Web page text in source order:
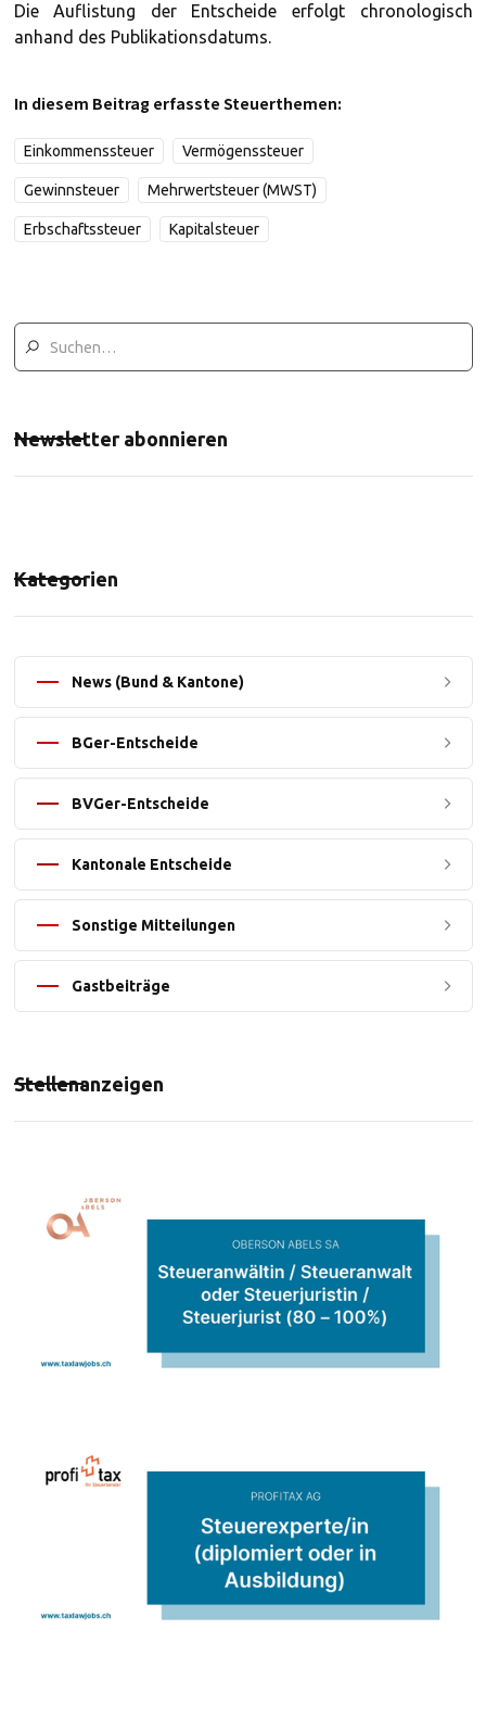
Die Auflistung der Entscheide erfolgt chronologisch
anhand des Publikationsdatums.
In diesem Beitrag erfasste Steuerthemen:
Einkommenssteuer Vermögenssteuer
Gewinnsteuer Mehrwertsteuer (MWST)
Erbschaftssteuer Kapitalsteuer
Newsletter abonnieren
Kategorien
News (Bund & Kantone)
BGer-Entscheide
BVGer-Entscheide
Kantonale Entscheide
Sonstige Mitteilungen
Gastbeiträge
Stellenanzeigen